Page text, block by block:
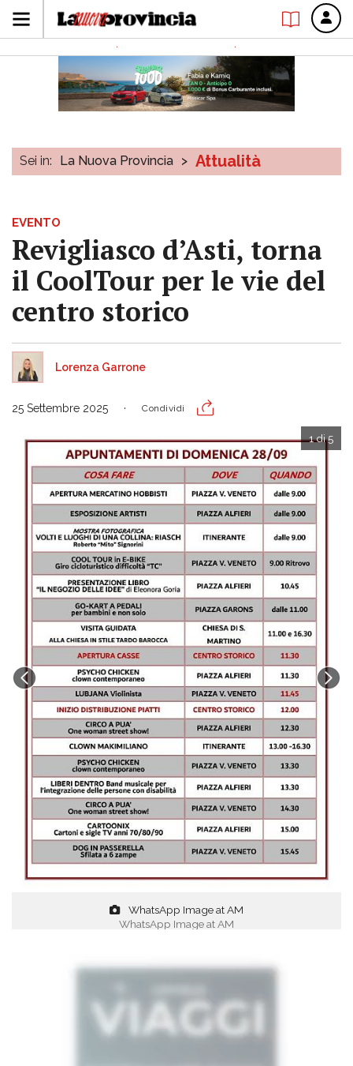
Sei in: La Nuova Provincia > Attualità
EVENTO
Revigliasco d’Asti, torna
il CoolTour per le vie del
centro storico
Lorenza Garrone
25 Settembre 2025 Condividi
WhatsApp Image at AM
WhatsApp Image at AM
1 di 5